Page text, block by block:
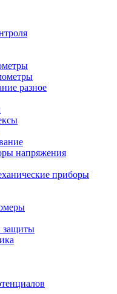
разное
напряжения
приборы
защиты